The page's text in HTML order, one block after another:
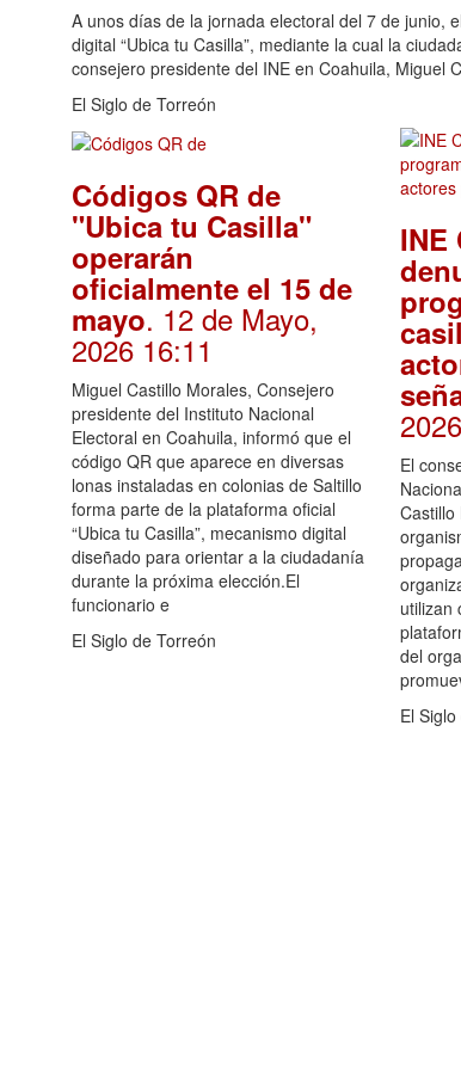
A unos días de la jornada electoral del 7 de junio,
digital “Ubica tu Casilla”, mediante la cual la
consejero presidente del INE en Coahuila, Miguel
El Siglo de Torreón
Códigos QR de
"Ubica tu Casilla"
operarán
oficialmente el 15 de
mayo. 12 de Mayo,
2026 16:11
Miguel Castillo Morales, Consejero
presidente del Instituto Nacional
Electoral en Coahuila, informó que el
código QR que aparece en diversas
lonas instaladas en colonias de Saltillo
forma parte de la plataforma oficial
“Ubica tu Casilla”, mecanismo digital
diseñado para orientar a la ciudadanía
durante la próxima elección.El
funcionario e
El Siglo de Torreón
INE
El
Castillo
utilizan
del
El